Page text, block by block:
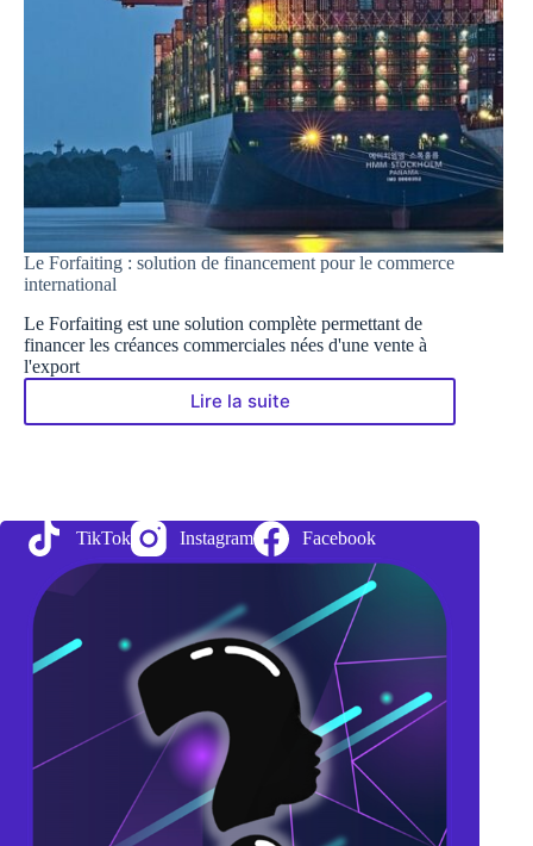
Le Forfaiting : solution de financement pour le commerce
international
Le Forfaiting est une solution complète permettant de
financer les créances commerciales nées d'une vente à
l'export
Lire la suite
Le
financement
pour
le
international
TikTok Instagram Facebook